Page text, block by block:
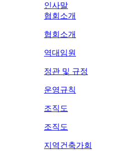
인사말
협회소개
협회소개
역대임원
정관 및 규정
운영규칙
조직도
조직도
지역건축가회